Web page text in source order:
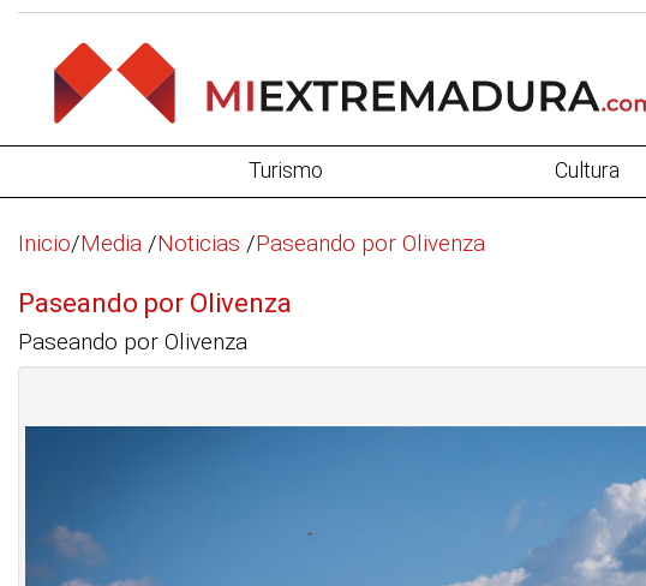
Turismo Cultura
Inicio/Media /Noticias /Paseando por Olivenza
Paseando por Olivenza
Paseando por Olivenza